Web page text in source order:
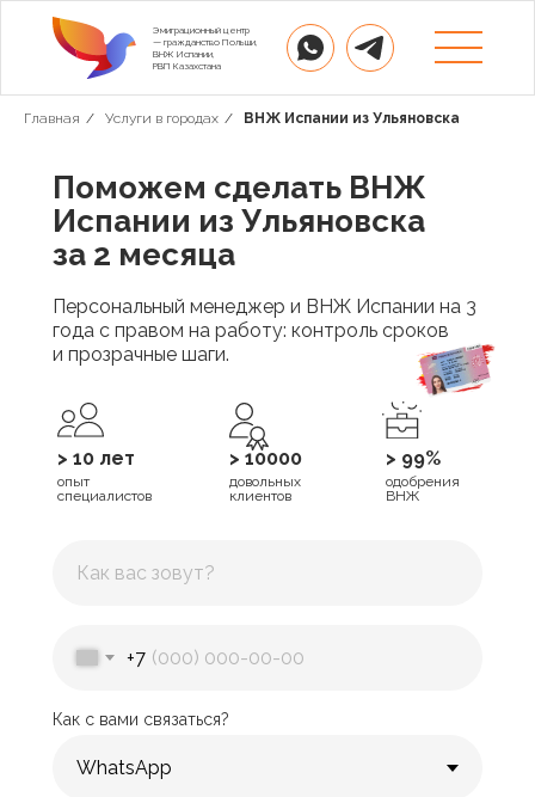
Эмиграционный центр
— гражданство Польши,
ВНЖ Испании,
РВП Казахстана
Главная / Услуги в городах / ВНЖ Испании из Ульяновска
довольных
клиентов
> 10000
одобрения
ВНЖ
> 99%
опыт
специалистов
> 10 лет
Поможем сделать ВНЖ
Испании из Ульяновска
за 2 месяца
Персональный менеджер и ВНЖ Испании на 3
года с правом на работу: контроль сроков
и прозрачные шаги.
+7
Как с вами связаться?